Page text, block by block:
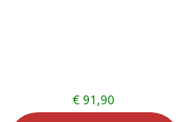
€91,90